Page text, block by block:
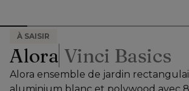
À SAISIR
Alora Vinci Basics
Alora ensemble de jardin